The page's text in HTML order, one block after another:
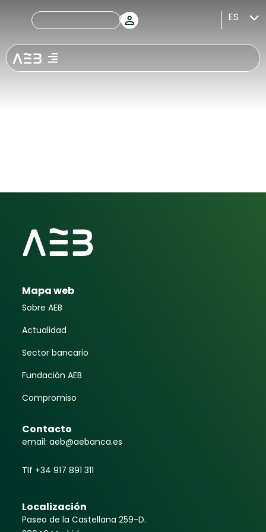
ES
Encuentro
Bancario
Iberoamericano
Mapa web
Sobre AEB
Actualidad
Sector bancario
Fundación AEB
Compromiso
Contacto
email: aeb@aebanca.es
Tlf +34 917 891 311
Localización
Paseo de la Castellana 259-D.